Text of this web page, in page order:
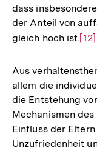
dass
der Anteil von
gleich hoch ist.Zur
der
[12]
Aus
allem die
die Entstehung
Mechanismen
Einfluss der
Unzufriedenheit